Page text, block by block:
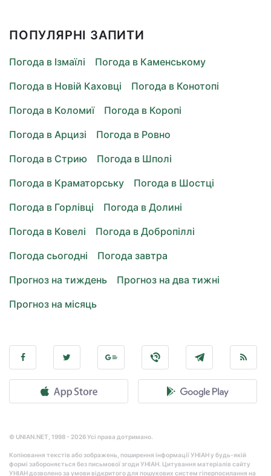
ПОПУЛЯРНІ ЗАПИТИ
Погода в Ізмаїлі
Погода в Каменському
Погода в Новій Каховці
Погода в Конотопі
Погода в Коломиї
Погода в Коропі
Погода в Арцизі
Погода в Ровно
Погода в Стрию
Погода в Шполі
Погода в Краматорську
Погода в Шостці
Погода в Горлівці
Погода в Долині
Погода в Ковелі
Погода в Добропіллі
Погода сьогодні
Погода завтра
Прогноз на тиждень
Прогноз на два тижні
Прогноз на місяць
© UNIAN.NET, 1998 - 2026 Усі права дотримано.
Копіювання текстів або зображень, поширення інформації УНІАН у будь-якій
формі забороняється без письмової згоди УНІАН. Цитування матеріалів сайту
УНІАН дозволено за умови відкритого для пошукових систем гіперпосилання на